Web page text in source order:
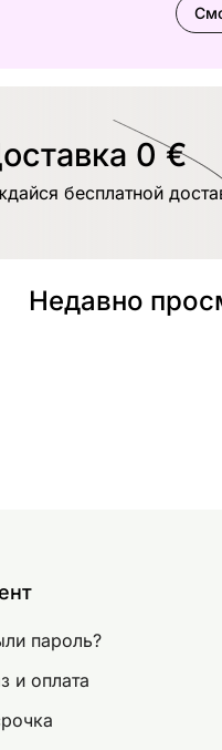
0 €
бесплатной
Недавно
пароль?
и оплата